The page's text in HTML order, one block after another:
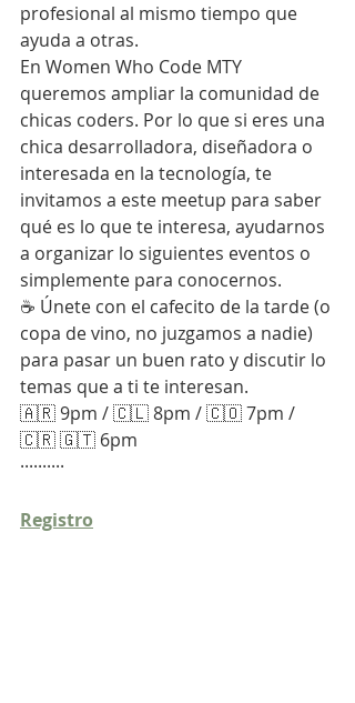
profesional al mismo tiempo que
ayuda a otras.
En Women Who Code MTY
queremos ampliar la comunidad de
chicas coders. Por lo que si eres una
chica desarrolladora, diseñadora o
interesada en la tecnología, te
invitamos a este meetup para saber
qué es lo que te interesa, ayudarnos
a organizar lo siguientes eventos o
simplemente para conocernos.
☕ Únete con el cafecito de la tarde (o
copa de vino, no juzgamos a nadie)
para pasar un buen rato y discutir lo
temas que a ti te interesan.
🇦🇷 9pm / 🇨🇱 8pm / 🇨🇴 7pm /
🇨🇷 🇬🇹 6pm
··········
Registro